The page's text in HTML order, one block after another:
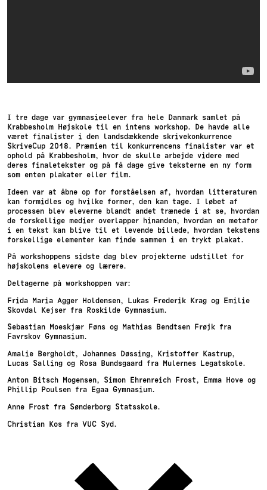
I tre dage var gymnasieelever fra hele Danmark samlet på
Krabbesholm Højskole til en intens workshop. De havde alle
været finalister i den landsdækkende skrivekonkurrence
SkriveCup 2018. Præmien til konkurrencens finalister var et
ophold på Krabbesholm, hvor de skulle arbejde videre med
deres finaletekster og på få dage give teksterne en ny form
som enten plakater eller film.
Ideen var at åbne op for forståelsen af, hvordan litteraturen
kan formidles og hvilke former, den kan tage. I løbet af
processen blev eleverne blandt andet trænede i at se, hvordan
de forskellige medier overlapper hinanden, hvordan en metafor
i en tekst kan blive til et levende billede, hvordan tekstens
forskellige elementer kan finde sammen i en trykt plakat.
På workshoppens sidste dag blev projekterne udstillet for
højskolens elevere og lærere.
Deltagerne på workshoppen var:
Frida Maria Agger Holdensen, Lukas Frederik Krag og Emilie
Skovdal Kejser fra Roskilde Gymnasium.
Sebastian Moeskjær Føns og Mathias Bendtsen Frøjk fra
Favrskov Gymnasium.
Amalie Bergholdt, Johannes Døssing, Kristoffer Kastrup,
Lucas Salling og Rosa Bundsgaard fra Mulernes Legatskole.
Anton Bitsch Mogensen, Simon Ehrenreich Frost, Emma Hove og
Phillip Poulsen fra Egaa Gymnasium.
Anne Frost fra Sønderborg Statsskole.
Christian Kos fra VUC Syd.